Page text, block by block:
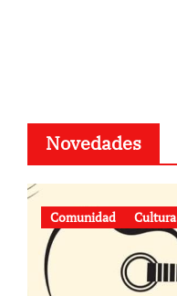
Novedades
Comunidad Cultura